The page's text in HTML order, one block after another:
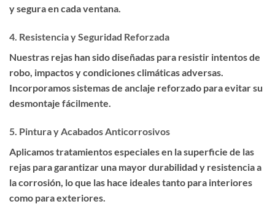
y segura en cada ventana.
4. Resistencia y Seguridad Reforzada
Nuestras rejas han sido diseñadas para resistir intentos de
robo, impactos y condiciones climáticas adversas.
Incorporamos sistemas de anclaje reforzado para evitar su
desmontaje fácilmente.
5. Pintura y Acabados Anticorrosivos
Aplicamos tratamientos especiales en la superficie de las
rejas para garantizar una mayor durabilidad y resistencia a
la corrosión, lo que las hace ideales tanto para interiores
como para exteriores.